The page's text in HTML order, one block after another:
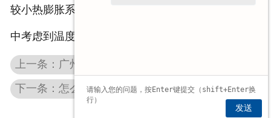
较小热膨胀系数的合金材料来制造吸盘，或者在设计
中考虑到温度变化的影响并进行相应的补偿。
上一条：广州强力电磁吸盘在操作中如何保证效率
下一条：怎么让广州电磁吸盘的磁力均匀分布
发送